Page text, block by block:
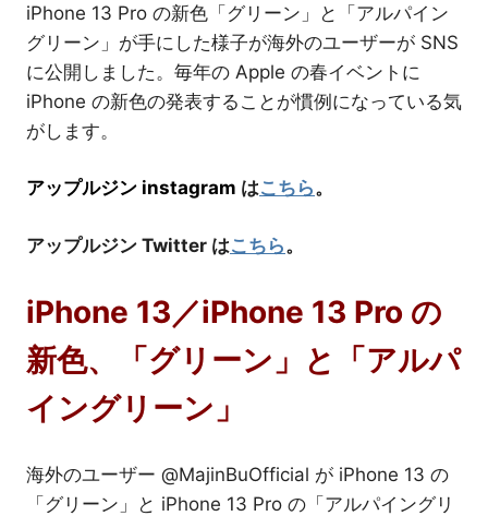
iPhone 13 Pro の新色「グリーン」と「アルパイン
グリーン」が手にした様子が海外のユーザーが SNS
に公開しました。毎年の Apple の春イベントに
iPhone の新色の発表することが慣例になっている気
がします。
アップルジン instagram はこちら。
アップルジン Twitter はこちら 。
iPhone 13／iPhone 13 Pro の
新色、「グリーン」と「アルパ
イングリーン」
海外のユーザー @MajinBuOfficial が iPhone 13 の
「グリーン」と iPhone 13 Pro の「アルパイングリ